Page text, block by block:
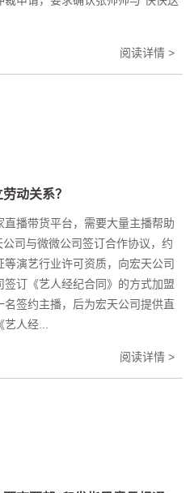
阅读详情 >
动关系？
播带货平台，需要大量主播帮助
司与微微公司签订合作协议，约
演艺行业许可资质，向宏天公司
订《艺人经纪合同》的方式加盟
签约主播，后为宏天公司提供直
人经...
阅读详情 >